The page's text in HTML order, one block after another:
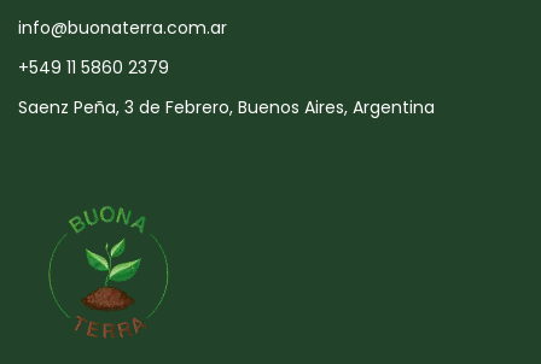
info@buonaterra.com.ar
+549 11 5860 2379
Saenz Peña, 3 de Febrero, Buenos Aires, Argentina